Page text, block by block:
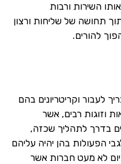
השירות ורבות
תחושה של שליחות ורצון
להורים.
לעבור וקריטריונים בהם
וזוגות רבים, אשר
בדרך לתהליך שכזה,
הפעולות בהן יהיה עליהם
לא מעט חברות אשר